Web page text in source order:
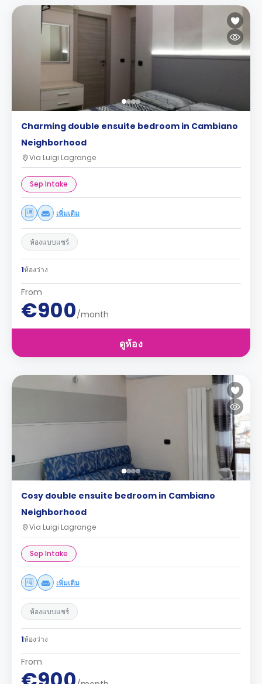
Charming double ensuite bedroom in Cambiano
Neighborhood
Via Luigi Lagrange
Sep Intake
เพิ่มเติม
ห้องแบบแชร์
1ห้องว่าง
From
€900/month
ดูห้อง
Cosy double ensuite bedroom in Cambiano
Neighborhood
Via Luigi Lagrange
Sep Intake
เพิ่มเติม
ห้องแบบแชร์
1ห้องว่าง
From